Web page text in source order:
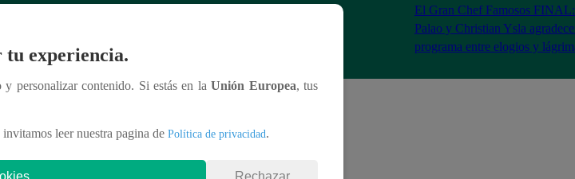
El Gran Chef Famosos
Palao y Christian Ysla
programa entre elogios y
tu experiencia.
personalizar contenido. Si estás en laUnión Europea, tus
leer nuestra pagina de Política de privacidad.